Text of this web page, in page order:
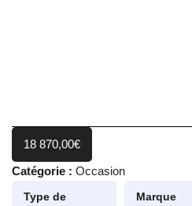
18 870,00€
Catégorie : Occasion
Marque
Type de